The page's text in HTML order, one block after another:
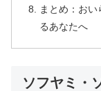
まとめ：お
るあなたへ
ソフヤミ・